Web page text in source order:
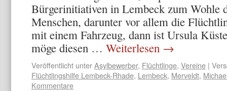
Bürgerinitiativen in Lembeck zum Wohle
Menschen, darunter vor allem die
mit einem Fahrzeug, dann ist Ursula
möge diesen … Weiterlesen →
Veröffentlicht unterAsylbewerber, Flüchtlinge, Vereine |
Flüchtlingshilfe Lembeck-Rhade, Lembeck, Merveldt,
Kommentare